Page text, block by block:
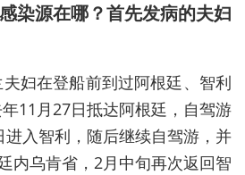
染源在哪？首先发病的夫妇
妇在登船前到过阿根廷、智利
11月27日抵达阿根廷，自驾游
入智利，随后继续自驾游，并
内乌肯省，2月中旬再次返回智